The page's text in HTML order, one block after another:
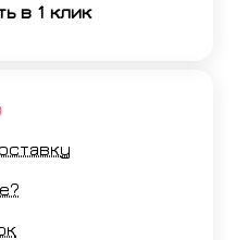
в 1 клик